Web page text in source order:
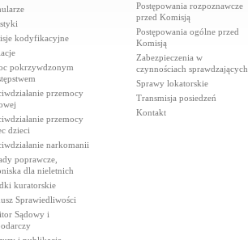
kodyfikacyjne
pokrzywdzonym
przemocy
przemocy
dzieci
narkomanii
poprawcze,
dla nieletnich
kuratorskie
Sprawiedliwości
Sądowy i
Postępowania rozpoznawcze
przed Komisją
Postępowania ogólne przed
Komisją
Zabezpieczenia w
czynnościach sprawdzających
Sprawy lokatorskie
Transmisja posiedzeń
Kontakt